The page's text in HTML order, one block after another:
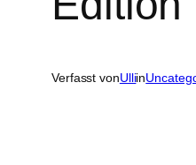
Verfasst vonUlliin